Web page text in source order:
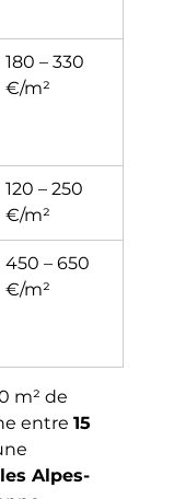
180 – 330
€/m²
120 – 250
€/m²
450 – 650
€/m²
m² de
entre 15
Alpes-